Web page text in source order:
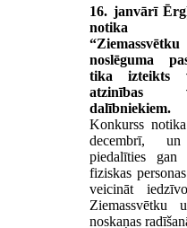
16. janvārī
notika
noslēguma
tika izteikts
atzinības
dalībniekiem.
Konkurss
decembrī,
piedalīties gan
fiziskas
veicināt
Ziemassvētku
noskaņas